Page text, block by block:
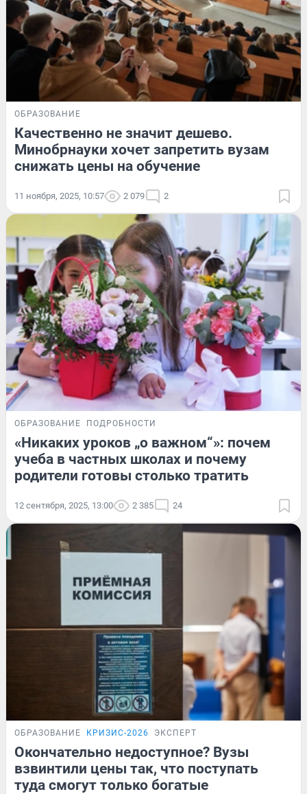
ОБРАЗОВАНИЕ
Качественно не значит дешево.
Минобрнауки хочет запретить вузам
снижать цены на обучение
11 ноября, 2025, 10:57 2 079 2
ОБРАЗОВАНИЕ ПОДРОБНОСТИ
«Никаких уроков „о важном“»: почем
учеба в частных школах и почему
родители готовы столько тратить
12 сентября, 2025, 13:00 2 385 24
ОБРАЗОВАНИЕ КРИЗИС-2026 ЭКСПЕРТ
Окончательно недоступное? Вузы
взвинтили цены так, что поступать
туда смогут только богатые